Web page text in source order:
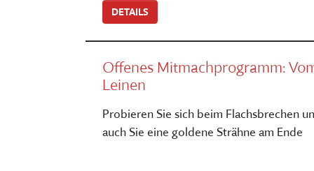
DETAILS
Offenes Mitmachprogramm:
Leinen
Probieren Sie sich beim Flachsbrechen
auch Sie eine goldene Strähne am Ende